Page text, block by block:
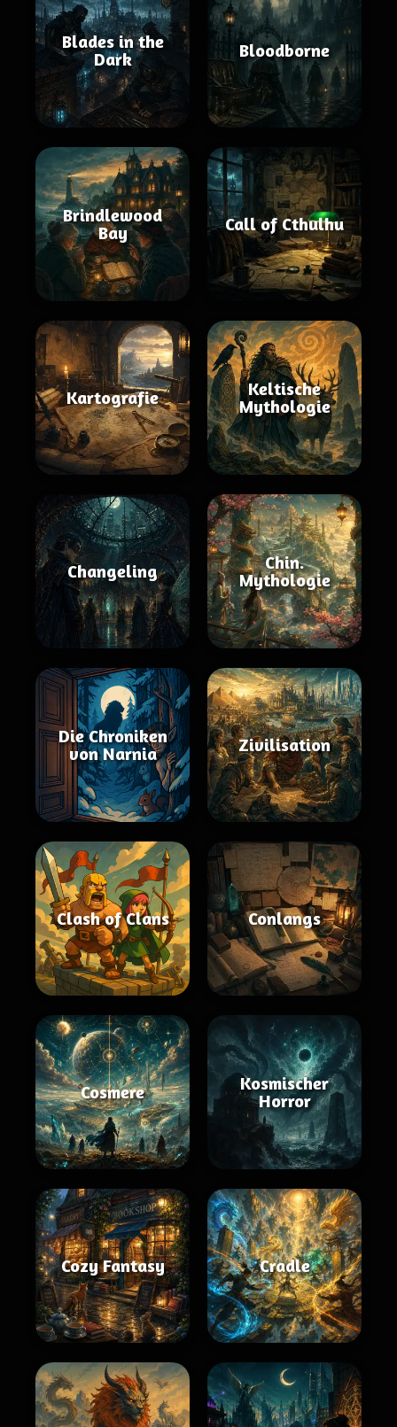
Blades in the
Dark
Bloodborne
Brindlewood
Bay
Call of Cthulhu
Kartografie
Keltische
Mythologie
Changeling
Chin.
Mythologie
Die Chroniken
von Narnia
Zivilisation
Clash of Clans Conlangs
Cosmere
Kosmischer
Horror
Cozy Fantasy Cradle